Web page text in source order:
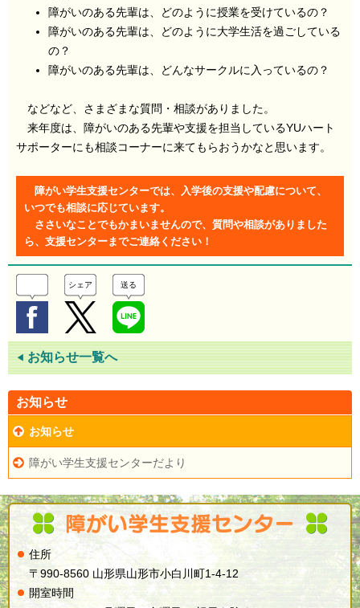
障がいのある先輩は、どのように授業を受けているの？
障がいのある先輩は、どのように大学生活を過ごしている
の？
障がいのある先輩は、どんなサークルに入っているの？
などなど、さまざまな質問・相談がありました。
来年度は、障がいのある先輩や支援を担当しているYUハート
サポーターにも相談コーナーに来てもらおうかなと思います。
障がい学生支援センターでは、入学後の支援や配慮について、
いつでも相談に応じています。
ささいなことでもかまいませんので、質問や相談がありました
ら、支援センターまでご連絡ください！
シェア 送る
◀ お知らせ一覧へ
お知らせ
お知らせ
障がい学生支援センターだより
住所
〒990-8560 山形県山形市小白川町1-4-12
開室時間